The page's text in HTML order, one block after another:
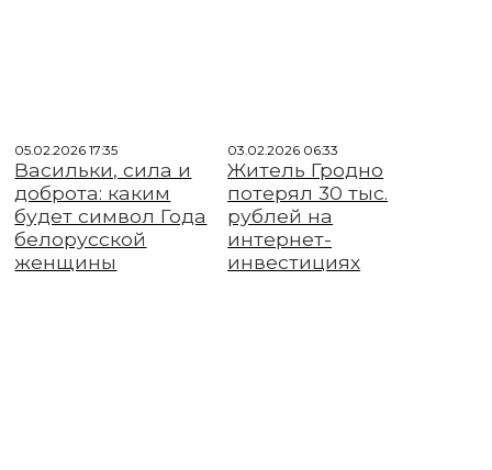
05.02.2026 17:35
Васильки, сила и
доброта: каким
будет символ Года
белорусской
женщины
03.02.2026 06:33
Житель Гродно
потерял 30 тыс.
рублей на
интернет-
инвестициях